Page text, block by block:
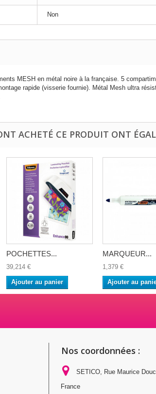
Non
MESH en métal noire à la française. 5
rapide (visserie fournie). Métal Mesh ultra
ACHETÉ CE PRODUIT ONT
POCHETTES...
39,214 €
Ajouter au panier
MARQUEUR...
1,379 €
Ajouter au
Nos coordonnées :
SETICO, Rue Maurice
France